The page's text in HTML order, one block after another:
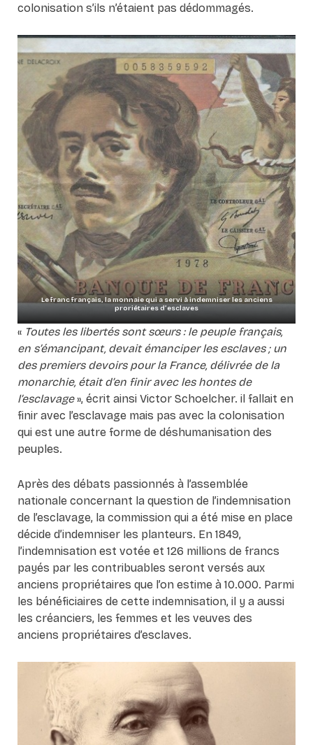
colonisation s’ils n’étaient pas dédommagés.
Le franc français, la monnaie qui a servi à indemniser les anciens
proriétaires d’esclaves
« Toutes les libertés sont sœurs : le peuple français,
en s’émancipant, devait émanciper les esclaves ; un
des premiers devoirs pour la France, délivrée de la
monarchie, était d’en finir avec les hontes de
l’esclavage», écrit ainsi Victor Schoelcher. il fallait en
finir avec l’esclavage mais pas avec la colonisation
qui est une autre forme de déshumanisation des
peuples.
Après des débats passionnés à l’assemblée
nationale concernant la question de l’indemnisation
de l’esclavage, la commission qui a été mise en place
décide d’indemniser les planteurs. En 1849,
l’indemnisation est votée et 126 millions de francs
payés par les contribuables seront versés aux
anciens propriétaires que l’on estime à 10.000. Parmi
les bénéficiaires de cette indemnisation, il y a aussi
les créanciers, les femmes et les veuves des
anciens propriétaires d’esclaves.